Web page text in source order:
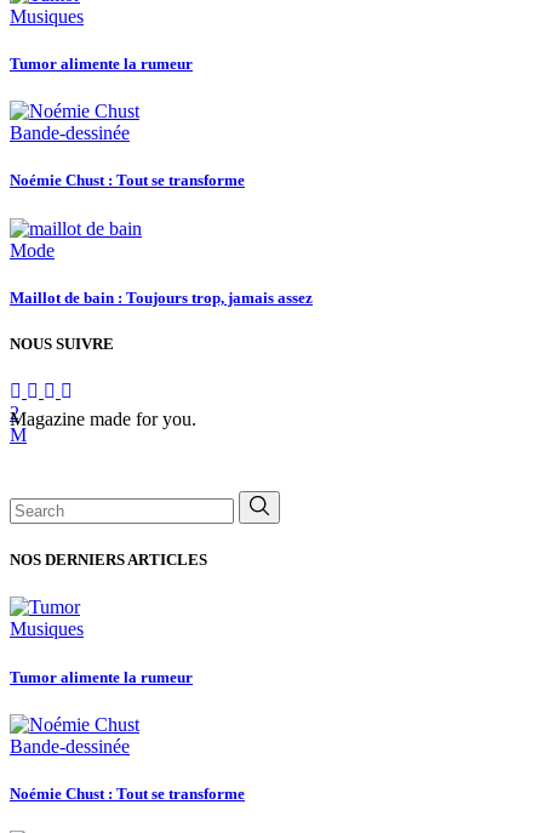
Musiques
Tumor alimente la rumeur
Bande-dessinée
Noémie Chust : Tout se transforme
Mode
Maillot de bain : Toujours trop, jamais assez
NOUS SUIVRE
Magazine made for you.
Search
for:
NOS DERNIERS ARTICLES
Musiques
Tumor alimente la rumeur
Bande-dessinée
Noémie Chust : Tout se transforme